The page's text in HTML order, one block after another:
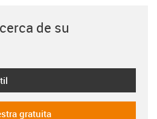
de su
gratuita